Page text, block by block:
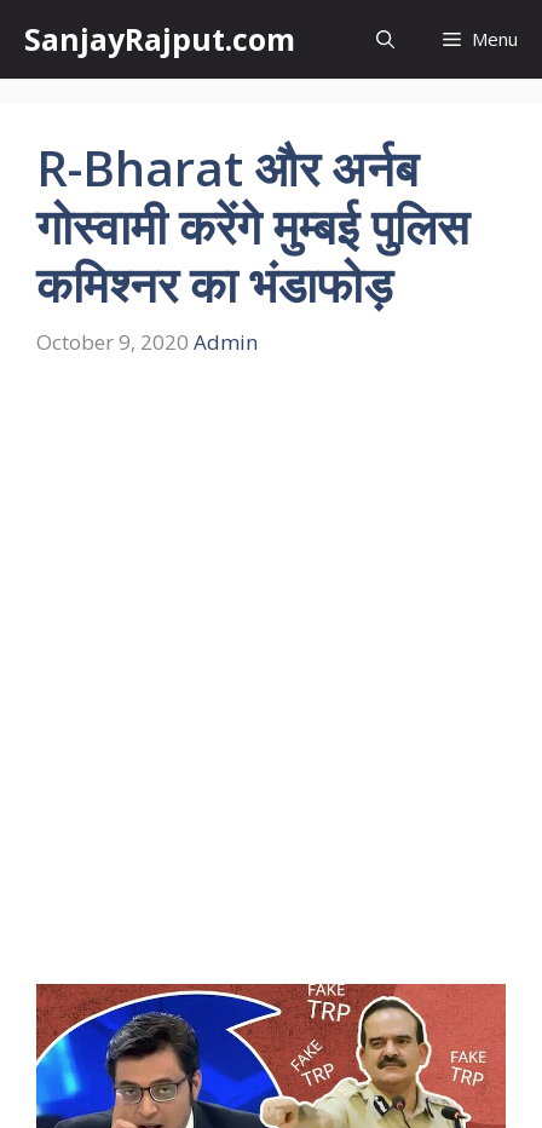
content
SanjayRajput.com Menu
R-Bharat और अर्नब
गोस्वामी करेंगे मुम्बई पुलिस
कमिश्नर का भंडाफोड़
October 9, 2020 Admin